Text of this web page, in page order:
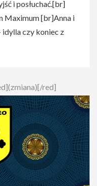
i posłuchać.[br]
Maximum [br]Anna i
czy koniec z
red]